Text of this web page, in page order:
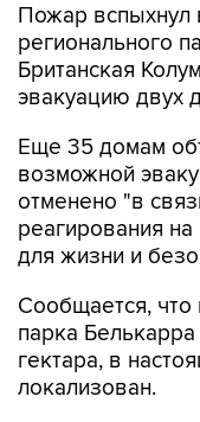
Пожар вспыхнул
регионального
Британская
эвакуацию двух
Еще 35 домам
возможной
отменено "в
реагирования
для жизни и
Сообщается,
парка
гектара, в
локализован.